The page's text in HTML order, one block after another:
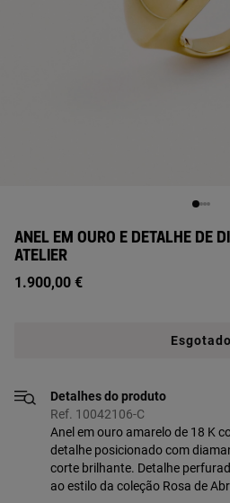
ANEL EM OURO E DETALHE DE
ATELIER
1.900,00 €
Esgotado
Detalhes do produto
Ref. 10042106-C
Anel em ouro amarelo de 18 K
detalhe posicionado com
corte brilhante. Detalhe
ao estilo da coleção Rosa de